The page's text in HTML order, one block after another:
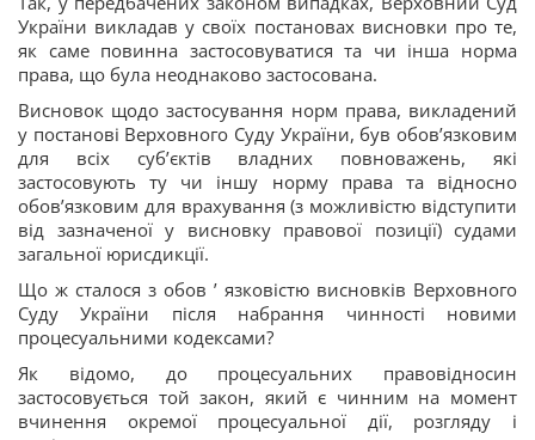
України викладав у своїх постановах висновки про те,
як саме повинна застосовуватися та чи інша норма
права, що була неоднаково застосована.
Висновок щодо застосування норм права, викладений
у постанові Верховного Суду України, був обов’язковим
для всіх суб’єктів владних повноважень, які
застосовують ту чи іншу норму права та відносно
обов’язковим для врахування (з можливістю відступити
від зазначеної у висновку правової позиції) судами
загальної юрисдикції.
Що ж сталося з обов ’ язковістю висновків Верховного
Суду України після набрання чинності новими
процесуальними кодексами?
Як відомо, до процесуальних правовідносин
застосовується той закон, який є чинним на момент
вчинення окремої процесуальної дії, розгляду і